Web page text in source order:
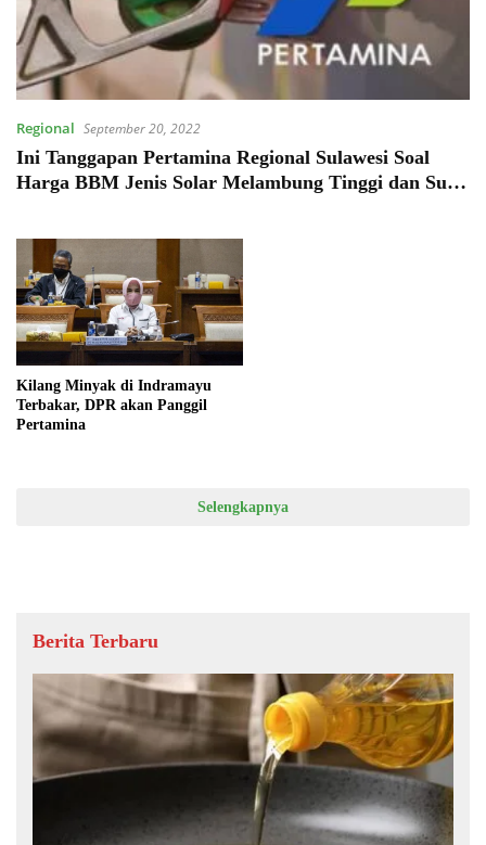
Regional September 20, 2022
Ini Tanggapan Pertamina Regional Sulawesi Soal
Harga BBM Jenis Solar Melambung Tinggi dan Sulit
Kilang Minyak di Indramayu
Terbakar, DPR akan Panggil
Pertamina
Selengkapnya
Berita Terbaru